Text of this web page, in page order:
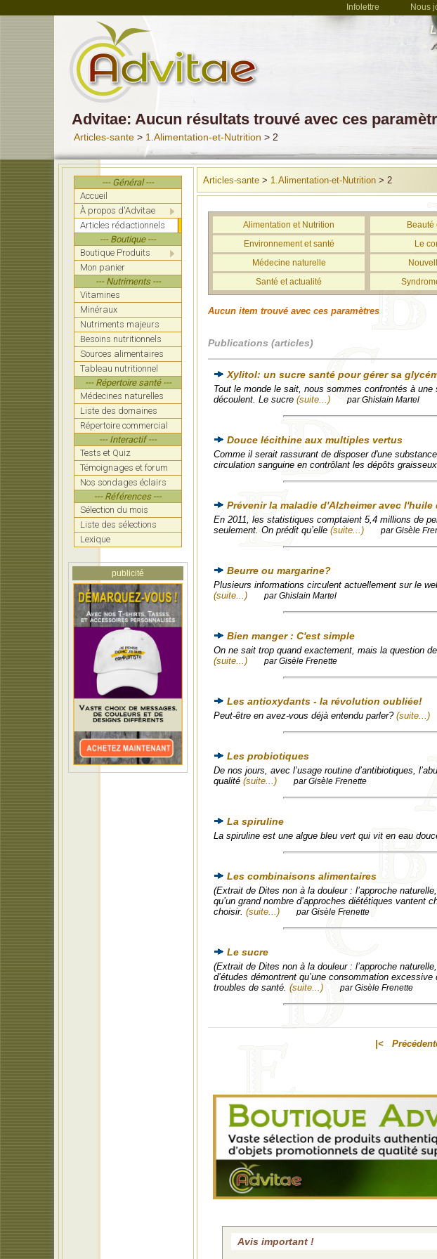
Infolettre Nous
Advitae: Aucun résultats trouvé avec ces
Articles-sante > 1.Alimentation-et-Nutrition > 2
--- Général ---
Accueil
À propos d'Advitae
Articles rédactionnels
--- Boutique ---
Boutique Produits
Mon panier
--- Nutriments ---
Vitamines
Minéraux
Nutriments majeurs
Besoins nutritionnels
Sources alimentaires
Tableau nutritionnel
--- Répertoire santé ---
Médecines naturelles
Liste des domaines
Répertoire commercial
--- Interactif ---
Tests et Quiz
Témoignages et forum
Nos sondages éclairs
--- Références ---
Sélection du mois
Liste des sélections
Lexique
publicité
Articles-sante > 1.Alimentation-et-Nutrition > 2
Alimentation et Nutrition Beauté
Environnement et santé
Le
Médecine naturelle
Santé et actualité
Aucun item trouvé avec ces paramètres
Publications (articles)
Xylitol: un sucre santé pour gérer sa
Tout le monde le sait, nous sommes confrontés à
découlent. Le sucre (suite...) par Ghislain Martel
Douce lécithine aux multiples vertus
Comme il serait rassurant de disposer d'une
circulation sanguine en contrôlant les dépôts
Prévenir la maladie d'Alzheimer avec l'huile
En 2011, les statistiques comptaient 5,4 millions de
seulement. On prédit qu’elle (suite...) par Gisèle
Beurre ou margarine?
Plusieurs informations circulent actuellement sur le
(suite...)
par Ghislain Martel
Bien manger : C'est simple
On ne sait trop quand exactement, mais la question
(suite...)
par Gisèle Frenette
Les antioxydants - la révolution oubliée!
Peut-être en avez-vous déjà entendu parler? (suite...)
Les probiotiques
De nos jours, avec l’usage routine d’antibiotiques,
qualité (suite...) par Gisèle Frenette
La spiruline
La spiruline est une algue bleu vert qui vit en eau
Les combinaisons alimentaires
(Extrait de Dites non à la douleur : l’approche
qu’un grand nombre d’approches diététiques
choisir. (suite...) par Gisèle Frenette
Le sucre
(Extrait de Dites non à la douleur : l’approche
d’études démontrent qu’une consommation
troubles de santé. (suite...) par Gisèle Frenette
|<
Avis important !